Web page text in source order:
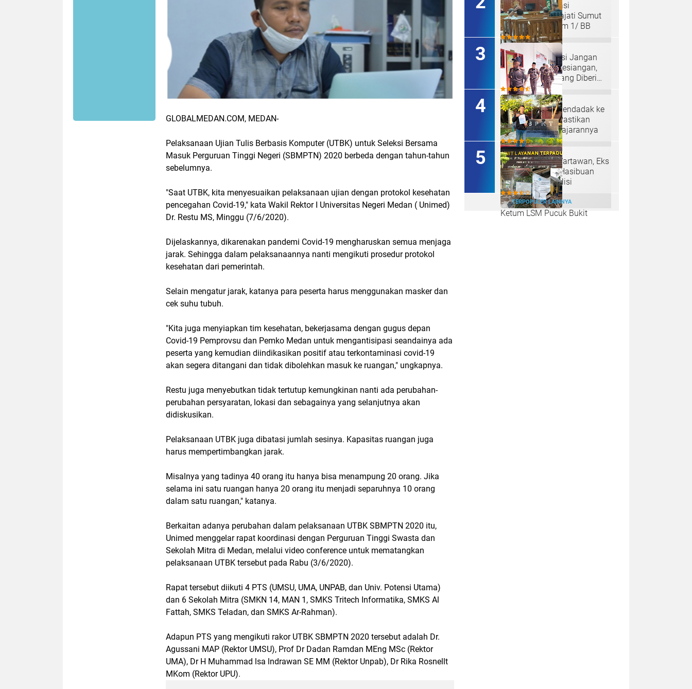
GLOBALMEDAN.COM, MEDAN-
Pelaksanaan Ujian Tulis Berbasis Komputer (UTBK) untuk Seleksi Bersama
Masuk Perguruan Tinggi Negeri (SBMPTN) 2020 berbeda dengan tahun-tahun
sebelumnya.
"Saat UTBK, kita menyesuaikan pelaksanaan ujian dengan protokol kesehatan
pencegahan Covid-19," kata Wakil Rektor I Universitas Negeri Medan ( Unimed)
Dr. Restu MS, Minggu (7/6/2020).
Dijelaskannya, dikarenakan pandemi Covid-19 mengharuskan semua menjaga
jarak. Sehingga dalam pelaksanaannya nanti mengikuti prosedur protokol
kesehatan dari pemerintah.
Selain mengatur jarak, katanya para peserta harus menggunakan masker dan
cek suhu tubuh.
"Kita juga menyiapkan tim kesehatan, bekerjasama dengan gugus depan
Covid-19 Pemprovsu dan Pemko Medan untuk mengantisipasi seandainya ada
peserta yang kemudian diindikasikan positif atau terkontaminasi covid-19
akan segera ditangani dan tidak dibolehkan masuk ke ruangan," ungkapnya.
Restu juga menyebutkan tidak tertutup kemungkinan nanti ada perubahan-
perubahan persyaratan, lokasi dan sebagainya yang selanjutnya akan
didiskusikan.
Pelaksanaan UTBK juga dibatasi jumlah sesinya. Kapasitas ruangan juga
harus mempertimbangkan jarak.
Misalnya yang tadinya 40 orang itu hanya bisa menampung 20 orang. Jika
selama ini satu ruangan hanya 20 orang itu menjadi separuhnya 10 orang
dalam satu ruangan," katanya.
Berkaitan adanya perubahan dalam pelaksanaan UTBK SBMPTN 2020 itu,
Unimed menggelar rapat koordinasi dengan Perguruan Tinggi Swasta dan
Sekolah Mitra di Medan, melalui video conference untuk mematangkan
pelaksanaan UTBK tersebut pada Rabu (3/6/2020).
Rapat tersebut diikuti 4 PTS (UMSU, UMA, UNPAB, dan Univ. Potensi Utama)
dan 6 Sekolah Mitra (SMKN 14, MAN 1, SMKS Tritech Informatika, SMKS Al
Fattah, SMKS Teladan, dan SMKS Ar-Rahman).
Adapun PTS yang mengikuti rakor UTBK SBMPTN 2020 tersebut adalah Dr.
Agussani MAP (Rektor UMSU), Prof Dr Dadan Ramdan MEng MSc (Rektor
UMA), Dr H Muhammad lsa lndrawan SE MM (Rektor Unpab), Dr Rika Rosnellt
MKom (Rektor UPU).
Perkuat Koordinasi
Kelembagaan, Kajati Sumut
Bertemu Pangdam 1/ BB
Hakim : " Ibu Saksi Jangan
Jadi Pahlawan Kesiangan,
Jelas Punya Hutang Diberi
Barang Lagi
Kajati Inspeksi Mendadak ke
Kejari Belawan, Pastikan
Kondisi Kinerja Jajarannya
Diduga Aniaya Wartawan, Eks
Polisi Achirudin Hasibuan
Dilaporkan ke Polisi
Ketum LSM Pucuk Bukit
TERPOPULER LAINNYA